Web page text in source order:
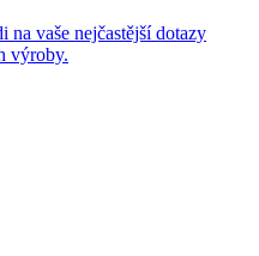
na vaše nejčastější dotazy
výroby.